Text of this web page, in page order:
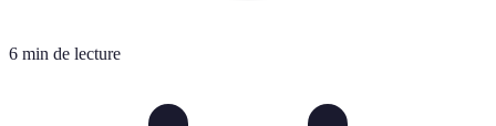
6 min de lecture